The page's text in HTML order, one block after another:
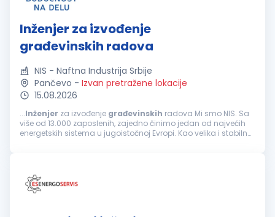
Inženjer za izvođenje
građevinskih radova
NIS - Naftna Industrija Srbije
Pančevo - Izvan pretražene lokacije
15.08.2026
...Inženjer za izvođenje građevinskih radova Mi smo NIS. Sa
više od 13.000 zaposlenih, zajedno činimo jedan od najvećih
energetskih sistema u jugoistočnoj Evropi. Kao velika i stabilna